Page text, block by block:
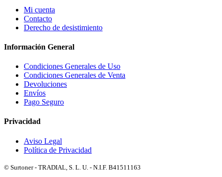
Mi cuenta
Contacto
Derecho de desistimiento
Información General
Condiciones Generales de Uso
Condiciones Generales de Venta
Devoluciones
Envíos
Pago Seguro
Privacidad
Aviso Legal
Política de Privacidad
© Surtoner - TRADIAL, S. L. U. - N.I.F. B41511163